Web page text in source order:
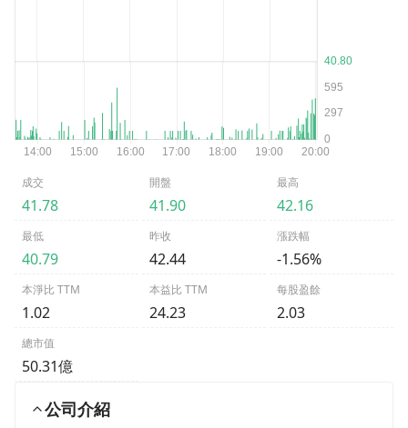
成交
41.78
開盤
41.90
最高
42.16
最低
40.79
昨收
42.44
漲跌幅
-1.56%
本淨比 TTM
1.02
本益比 TTM
24.23
每股盈餘
2.03
總市值
50.31億
公司介紹